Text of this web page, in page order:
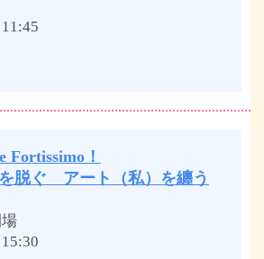
Fortissimo！
脱ぐ アート（私）を纏う